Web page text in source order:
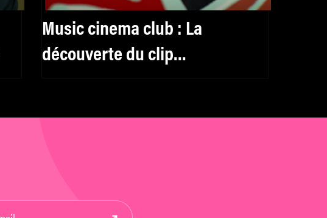
Music cinema club : La
découverte du clip